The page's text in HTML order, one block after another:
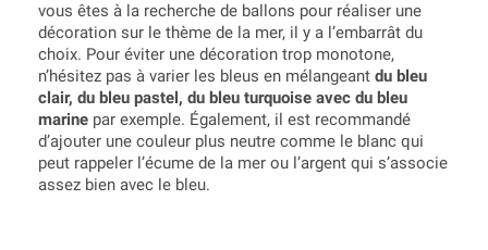
vous êtes à la recherche de ballons pour réaliser une
décoration sur le thème de la mer, il y a l’embarrât du
choix. Pour éviter une décoration trop monotone,
n’hésitez pas à varier les bleus en mélangeant du bleu
clair, du bleu pastel, du bleu turquoise avec du bleu
marine par exemple. Également, il est recommandé
d’ajouter une couleur plus neutre comme le blanc qui
peut rappeler l’écume de la mer ou l’argent qui s’associe
assez bien avec le bleu.